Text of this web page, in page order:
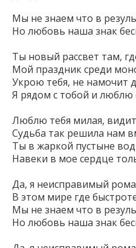
Мы не знаем что в
Но любовь наша знак
Ты новый рассвет там,
Мой праздник среди
Укрою тебя, не намочит
Я рядом с тобой и люблю
Люблю тебя милая,
Судьба так решила нам
Ты в жаркой пустыне
Навеки в мое сердце
Да, я неисправимый
В этом мире где
Мы не знаем что в
Но любовь наша знак